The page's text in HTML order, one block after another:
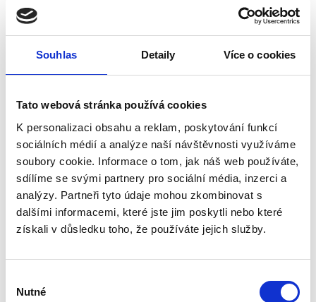
Souhlas Detaily Více o cookies
Tato webová stránka používá cookies
K personalizaci obsahu a reklam, poskytování funkcí
sociálních médií a analýze naší návštěvnosti využíváme
soubory cookie. Informace o tom, jak náš web používáte,
sdílíme se svými partnery pro sociální média, inzerci a
analýzy. Partneři tyto údaje mohou zkombinovat s
dalšími informacemi, které jste jim poskytli nebo které
získali v důsledku toho, že používáte jejich služby.
souhlasu
Nutné
Barva
Materiál obruče
Tloušťka spodní části
18 mm
Všechny funkce
Popis
Specifikace
Hodnocení (0)
Dubový soudek 2 l je určený pro zrání
a skladování alkoholických nápojů,
zejména destilátů a likérů. Dubové
dřevo přirozeně ovlivňuje chuť i
Soudek je vyroben z masivního dubového dřeva a